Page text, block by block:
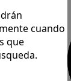
cuando
que